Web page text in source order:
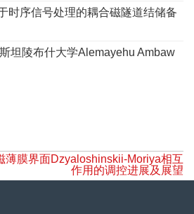
时序信号处理的耦合磁隧道结储备
坦陵布什大学Alemayehu Ambaw
薄膜界面Dzyaloshinskii-Moriya相互
作用的调控进展及展望